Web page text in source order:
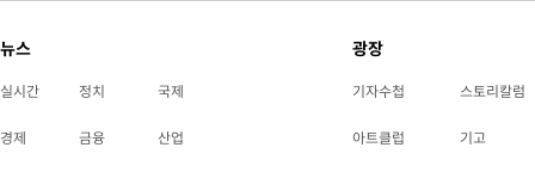
뉴스
실시간 정치 국제
경제 금융 산업
광장
기자수첩 스토리칼럼
아트클럽 기고